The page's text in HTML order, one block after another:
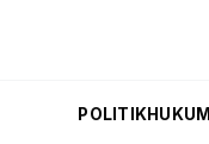
POLITIKHUKUM